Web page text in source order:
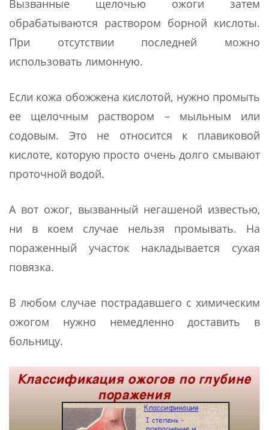
Вызванные щелочью ожоги затем
обрабатываются раствором борной кислоты.
При отсутствии последней можно
использовать лимонную.
Если кожа обожжена кислотой, нужно промыть
ее щелочным раствором – мыльным или
содовым. Это не относится к плавиковой
кислоте, которую просто очень долго смывают
проточной водой.
А вот ожог, вызванный негашеной известью,
ни в коем случае нельзя промывать. На
пораженный участок накладывается сухая
повязка.
В любом случае пострадавшего с химическим
ожогом нужно немедленно доставить в
больницу.